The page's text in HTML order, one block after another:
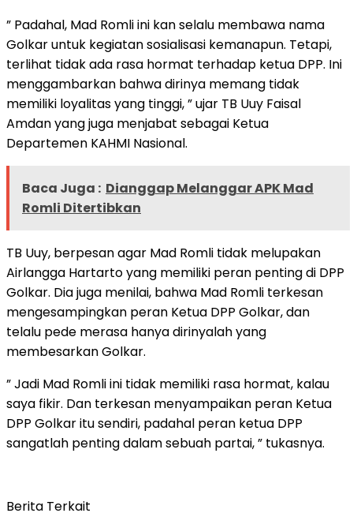
” Padahal, Mad Romli ini kan selalu membawa nama
Golkar untuk kegiatan sosialisasi kemanapun. Tetapi,
terlihat tidak ada rasa hormat terhadap ketua DPP. Ini
menggambarkan bahwa dirinya memang tidak
memiliki loyalitas yang tinggi, ” ujar TB Uuy Faisal
Amdan yang juga menjabat sebagai Ketua
Departemen KAHMI Nasional.
Baca Juga : Dianggap Melanggar APK Mad
Romli Ditertibkan
TB Uuy, berpesan agar Mad Romli tidak melupakan
Airlangga Hartarto yang memiliki peran penting di DPP
Golkar. Dia juga menilai, bahwa Mad Romli terkesan
mengesampingkan peran Ketua DPP Golkar, dan
telalu pede merasa hanya dirinyalah yang
membesarkan Golkar.
” Jadi Mad Romli ini tidak memiliki rasa hormat, kalau
saya fikir. Dan terkesan menyampaikan peran Ketua
DPP Golkar itu sendiri, padahal peran ketua DPP
sangatlah penting dalam sebuah partai, ” tukasnya.
Berita Terkait